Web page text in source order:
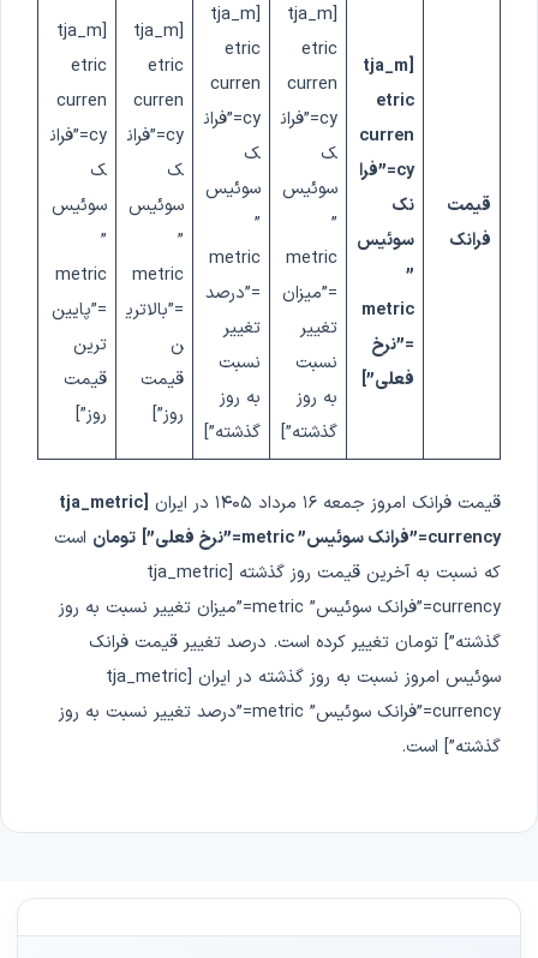
قیمت
فرانک
[tja_m
etric
curren
cy=”فرا
نک
سوئیس
”
metric
=”نرخ
فعلی”]
[tja_m
etric
curren
cy=”فران
ک
سوئیس
”
metric
=”میزان
تغییر
نسبت
به روز
گذشته”]
[tja_m
etric
curren
cy=”فران
ک
سوئیس
”
metric
=”درصد
تغییر
نسبت
به روز
گذشته”]
[tja_m
etric
curren
cy=”فران
ک
سوئیس
”
metric
=”بالاتری
ن
قیمت
روز”]
[tja_m
etric
curren
cy=”فران
ک
سوئیس
”
metric
=”پایین
ترین
قیمت
روز”]
قیمت فرانک امروز جمعه ۱۶ مرداد ۱۴۰۵ در ایران [tja_metric
currency=”فرانک سوئیس” metric=”نرخ فعلی”]
تومان است
که نسبت به آخرین قیمت روز گذشته [tja_metric
currency=”فرانک سوئیس” metric=”میزان تغییر نسبت به روز
گذشته”] تومان تغییر کرده است. درصد تغییر قیمت فرانک
سوئیس امروز نسبت به روز گذشته در ایران [tja_metric
currency=”فرانک سوئیس” metric=”درصد تغییر نسبت به روز
گذشته”] است.